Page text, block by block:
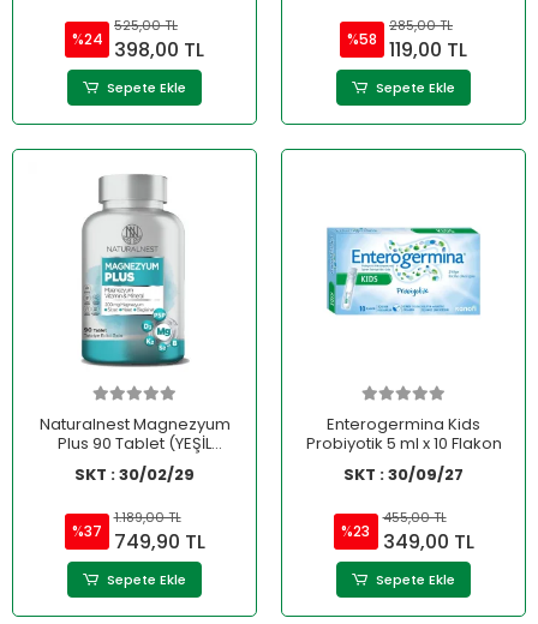
%24
525,00 TL
398,00 TL
Sepete Ekle
%58
285,00 TL
119,00 TL
Sepete Ekle
Naturalnest Magnezyum
Plus 90 Tablet (YEŞİL
AMBALAJ)
SKT : 30/02/29
%37
1.189,00 TL
749,90 TL
Sepete Ekle
Enterogermina Kids
Probiyotik 5 ml x 10 Flakon
SKT : 30/09/27
%23
455,00 TL
349,00 TL
Sepete Ekle